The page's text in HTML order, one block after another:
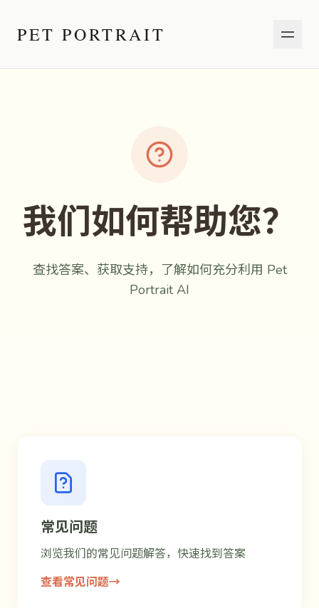
PET PORTRAIT
我们如何帮助您？
查找答案、获取支持，了解如何充分利用 Pet
Portrait AI
常见问题
浏览我们的常见问题解答，快速找到答案
查看常见问题→